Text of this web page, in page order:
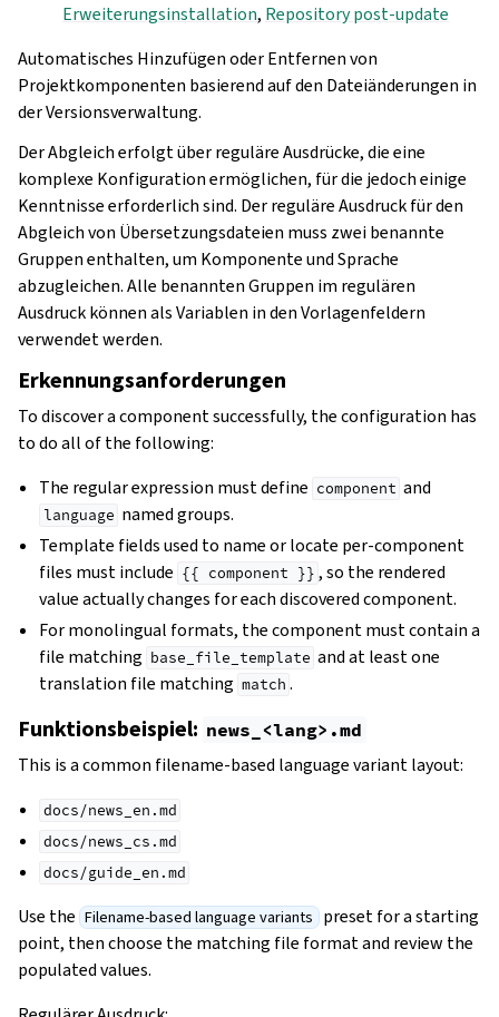
Erweiterungsinstallation, Repository post-update
Automatisches Hinzufügen oder Entfernen von
Projektkomponenten basierend auf den Dateiänderungen in
der Versionsverwaltung.
Der Abgleich erfolgt über reguläre Ausdrücke, die eine
komplexe Konfiguration ermöglichen, für die jedoch einige
Kenntnisse erforderlich sind. Der reguläre Ausdruck für den
Abgleich von Übersetzungsdateien muss zwei benannte
Gruppen enthalten, um Komponente und Sprache
abzugleichen. Alle benannten Gruppen im regulären
Ausdruck können als Variablen in den Vorlagenfeldern
verwendet werden.
Erkennungsanforderungen
To discover a component successfully, the configuration has
to do all of the following:
The regular expression must define component and
language named groups.
Template fields used to name or locate per-component
files must include {{ component }} , so the rendered
value actually changes for each discovered component.
For monolingual formats, the component must contain a
file matching base_file_template and at least one
translation file matching match .
Funktionsbeispiel: news_<lang>.md
This is a common filename-based language variant layout:
docs/news_en.md
docs/news_cs.md
docs/guide_en.md
Use the Filename-based language variants preset for a starting
point, then choose the matching file format and review the
populated values.